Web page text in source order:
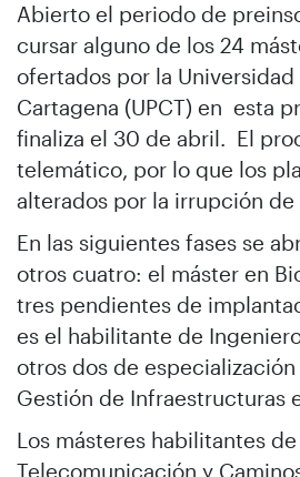
Abierto el periodo de
cursar alguno de los 24
ofertados por la
Cartagena (UPCT) en esta
finaliza el 30 de abril. El
telemático, por lo que los
alterados por la irrupción de
En las siguientes fases se
otros cuatro: el máster en
tres pendientes de
es el habilitante de
otros dos de
Gestión de Infraestructuras
Los másteres habilitantes de
Telecomunicación y